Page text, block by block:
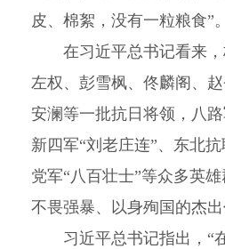
皮、棉絮，没有一粒粮食”。
在习近平总书记看来，
左权、彭雪枫、佟麟阁、
安澜等一批抗日将领，八路
新四军“刘老庄连”、东北
党军“八百壮士”等众多英
不畏强暴、以身殉国的杰出
习近平总书记指出，“